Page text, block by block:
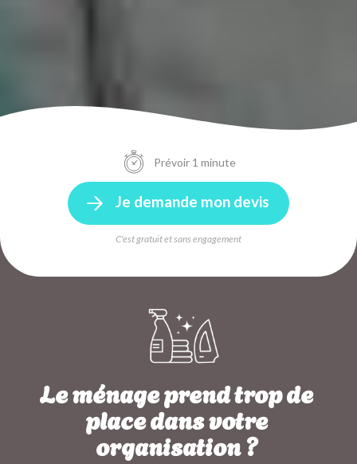
Prévoir 1 minute
Je demande mon devis
C'est gratuit et sans engagement
Le ménage prend trop de
place dans votre
organisation ?